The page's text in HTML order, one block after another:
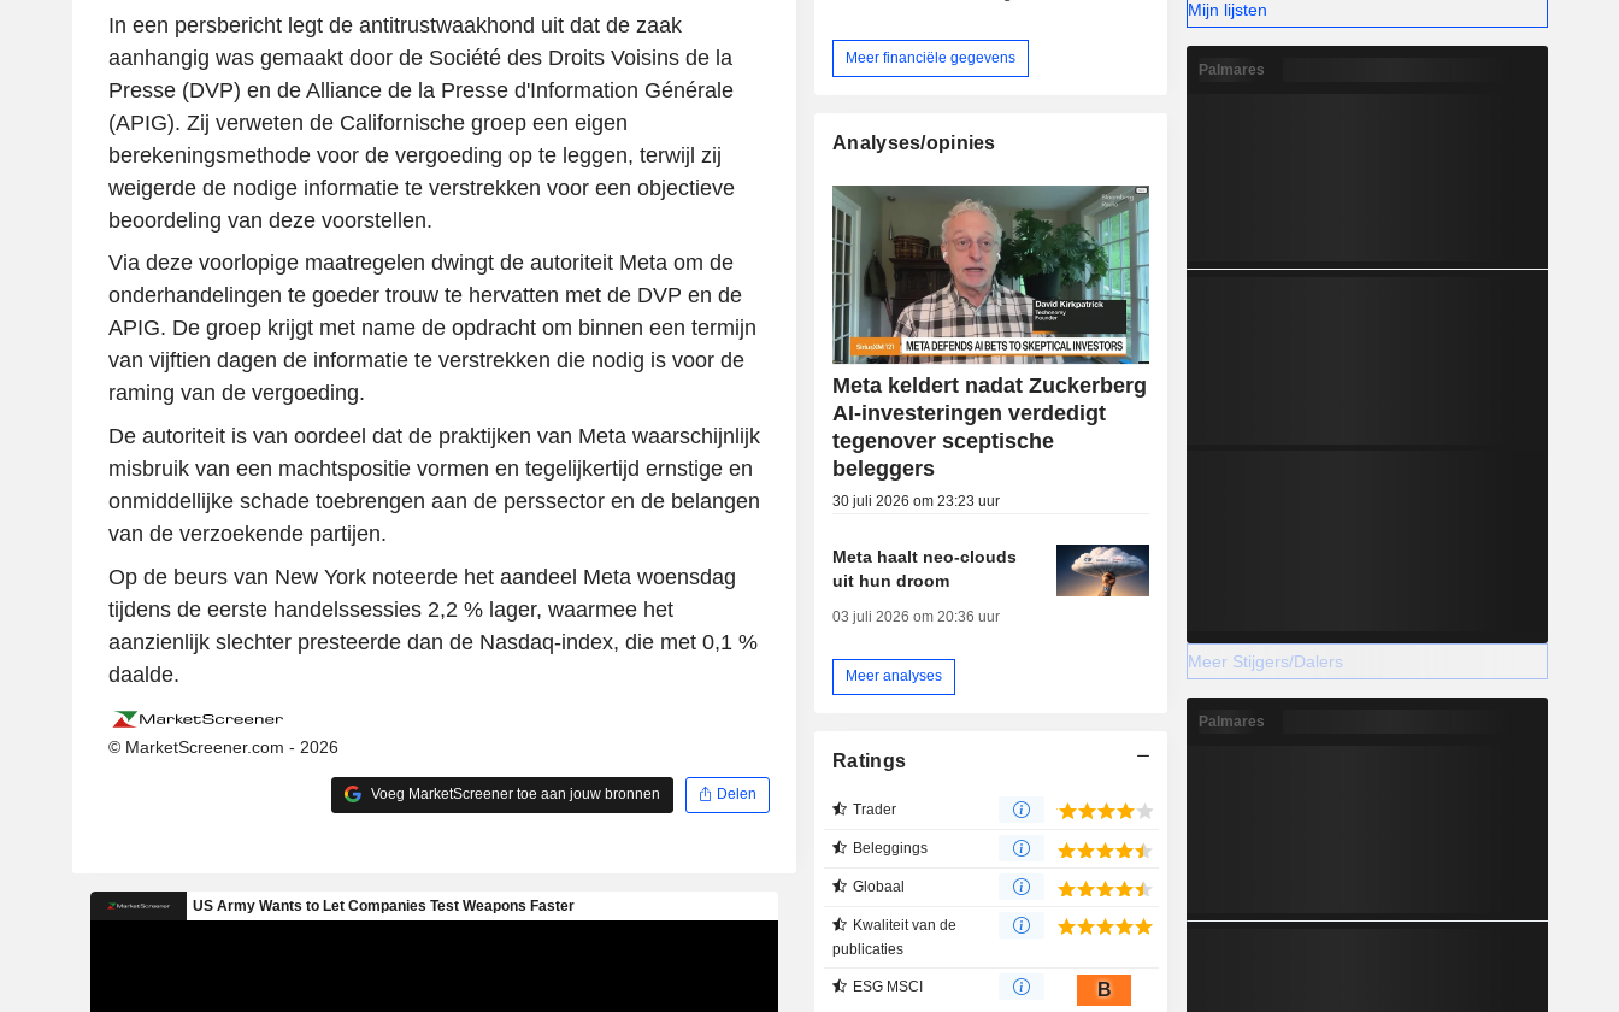
In een persbericht legt de antitrustwaakhond uit dat de zaak
aanhangig was gemaakt door de Société des Droits Voisins de la
Presse (DVP) en de Alliance de la Presse d'Information Générale
(APIG). Zij verweten de Californische groep een eigen
berekeningsmethode voor de vergoeding op te leggen, terwijl zij
weigerde de nodige informatie te verstrekken voor een objectieve
beoordeling van deze voorstellen.
Via deze voorlopige maatregelen dwingt de autoriteit Meta om de
onderhandelingen te goeder trouw te hervatten met de DVP en de
APIG. De groep krijgt met name de opdracht om binnen een termijn
van vijftien dagen de informatie te verstrekken die nodig is voor de
raming van de vergoeding.
De autoriteit is van oordeel dat de praktijken van Meta waarschijnlijk
misbruik van een machtspositie vormen en tegelijkertijd ernstige en
onmiddellijke schade toebrengen aan de perssector en de belangen
van de verzoekende partijen.
Op de beurs van New York noteerde het aandeel Meta woensdag
tijdens de eerste handelssessies 2,2 % lager, waarmee het
aanzienlijk slechter presteerde dan de Nasdaq-index, die met 0,1 %
daalde.
© MarketScreener.com - 2026
Voeg MarketScreener toe aan jouw bronnen Delen
Meer financiële gegevens
Analyses/opinies
Meta keldert nadat Zuckerberg
AI-investeringen verdedigt
tegenover sceptische
beleggers
30 juli 2026 om 23:23 uur
Meta haalt neo-clouds
uit hun droom
03 juli 2026 om 20:36 uur
Meer analyses
Ratings
Trader
Beleggings
Globaal
Kwaliteit van de
publicaties
ESG MSCI B
Mijn lijsten
Palmares
Meer Stijgers/Dalers
Palmares